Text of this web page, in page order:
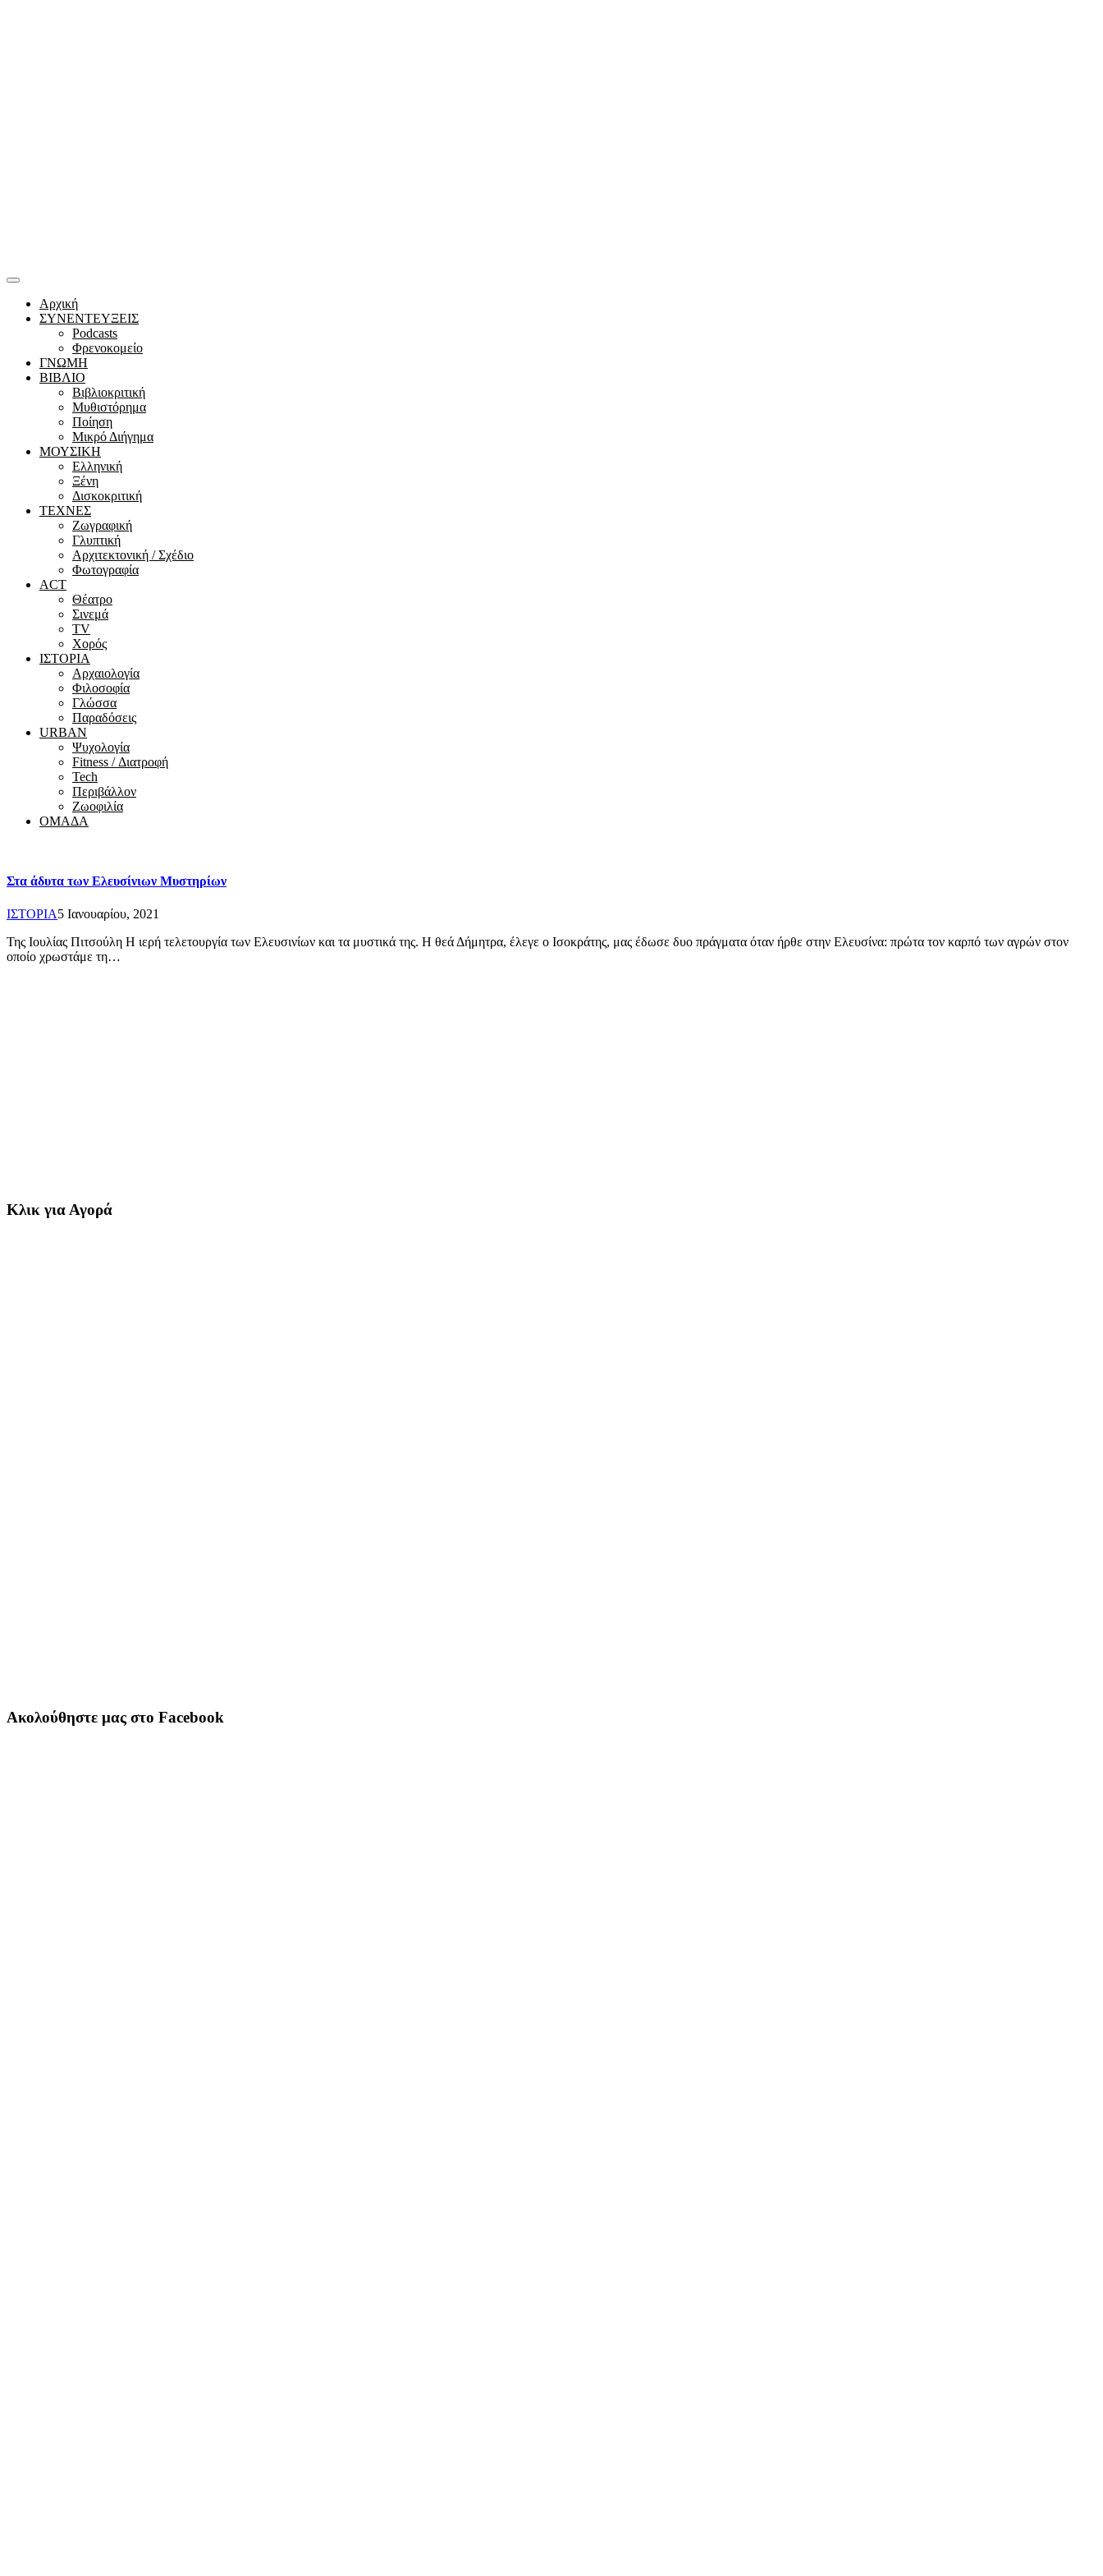
Αρχική
ΣΥΝΕΝΤΕΥΞΕΙΣ
Podcasts
Φρενοκομείο
ΓΝΩΜΗ
ΒΙΒΛΙΟ
Βιβλιοκριτική
Μυθιστόρημα
Ποίηση
Μικρό Διήγημα
ΜΟΥΣΙΚΗ
Ελληνική
Ξένη
Δισκοκριτική
ΤΕΧΝΕΣ
Ζωγραφική
Γλυπτική
Αρχιτεκτονική / Σχέδιο
Φωτογραφία
ACT
Θέατρο
Σινεμά
ΤV
Χορός
ΙΣΤΟΡΙΑ
Αρχαιολογία
Φιλοσοφία
Γλώσσα
Παραδόσεις
URBAN
Ψυχολογία
Fitness / Διατροφή
Tech
Περιβάλλον
Ζωοφιλία
ΟΜΑΔΑ
Στα άδυτα των Ελευσίνιων Μυστηρίων
ΙΣΤΟΡΙΑ5 Ιανουαρίου, 2021
Της Ιουλίας Πιτσούλη Η ιερή τελετουργία των Ελευσινίων και τα μυστικά της. Η θεά Δήμητρα, έλεγε ο Ισοκράτης, μας έδωσε δυο πράγματα όταν ήρθε στην Ελευσίνα: πρώτα τον καρπό των αγρών στον
οποίο χρωστάμε τη…
Κλικ για Αγορά
Ακολούθηστε μας στο Facebook